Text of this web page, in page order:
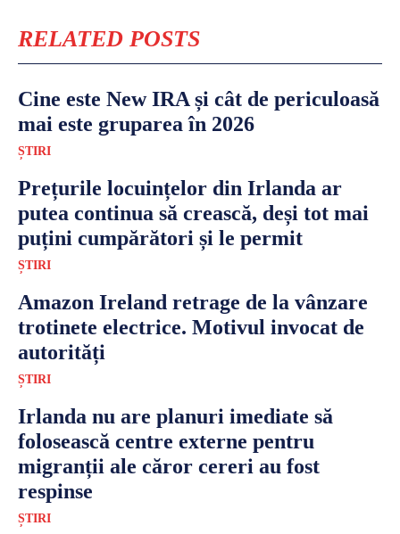
RELATED POSTS
Cine este New IRA și cât de periculoasă
mai este gruparea în 2026
ȘTIRI
Prețurile locuințelor din Irlanda ar
putea continua să crească, deși tot mai
puțini cumpărători și le permit
ȘTIRI
Amazon Ireland retrage de la vânzare
trotinete electrice. Motivul invocat de
autorități
ȘTIRI
Irlanda nu are planuri imediate să
folosească centre externe pentru
migranții ale căror cereri au fost
respinse
ȘTIRI